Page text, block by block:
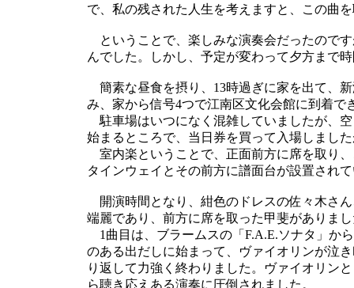
で、私の残された人生を考えますと、この曲
ということで、楽しみな演奏会だったので
んでした。しかし、予定が変わって夕方まで
簡素な昼食を摂り、13時過ぎに家を出て、
み、家から信号4つで江南区文化会館に到着で
駐車場はいつになく混雑していましたが、
始まるところで、当日券を買って入場しまし
室内楽ということで、正面前方に席を取り
タインウェイとその前方に譜面台が設置され
開演時間となり、紺色のドレスの佐々木さ
端麗であり、前方に席を取った甲斐がありま
1曲目は、ブラームスの「F.A.E.ソナタ」か
のある出だしに始まって、ヴァイオリンが泣
り返して力強く終わりました。ヴァイオリン
ら聴き応えある演奏に圧倒されました。